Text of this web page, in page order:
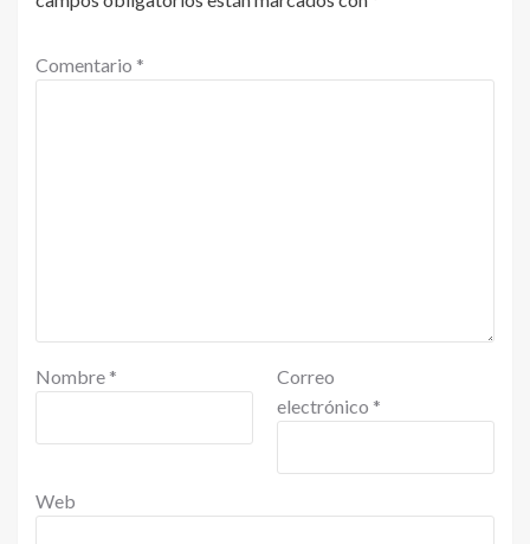
Comentario *
Nombre *
Correo
electrónico *
Web